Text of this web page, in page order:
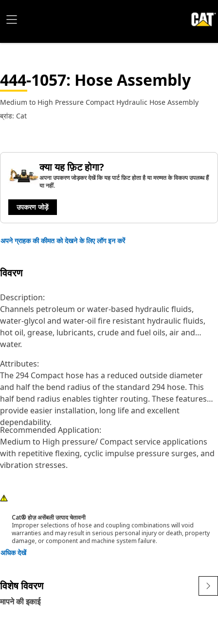
444-1057: Hose Assembly
Medium to High Pressure Compact Hydraulic Hose Assembly
ब्रांड: Cat
क्या यह फ़िट होगा?
अपना उपकरण जोड़कर देखें कि यह पार्ट फ़िट होता है या मरम्मत के विकल्प उपलब्ध हैं
या नहीं.
उपकरण जोड़ें
अपने ग्राहक की कीमत को देखने के लिए लॉग इन करें
विवरण
Description:
Channels petroleum or water-based hydraulic fluids,
water-glycol and water-oil fire resistant hydraulic fluids,
hot oil, grease, lubricants, crude and fuel oils, air and
water.
Attributes:
The 294 Compact hose has a reduced outside diameter
and half the bend radius of the standard 294 hose. This
half bend radius enables tighter routing. These features
provide easier installation, long life and excellent
dependability.
Recommended Application:
Medium to High pressure/ Compact service applications
with repetitive flexing, cyclic impulse pressure surges, and
vibration stresses.
Cat® होज़ असेंबली उत्पाद चेतावनी
Improper selections of hose and coupling combinations will void
warranties and may result in serious personal injury or death, property
damage, or component and machine system failure.
अधिक देखें
विशेष विवरण
मापने की इकाई